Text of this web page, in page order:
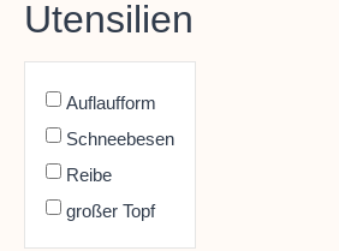
Utensilien
Auflaufform
Schneebesen
Reibe
großer Topf